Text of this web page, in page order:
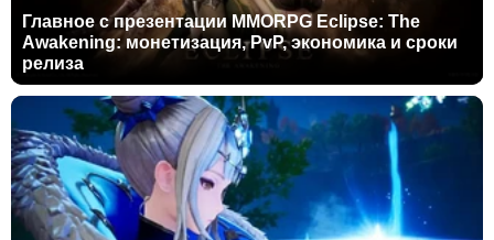
Главное с презентации MMORPG Eclipse: The
Awakening: монетизация, PvP, экономика и сроки
релиза